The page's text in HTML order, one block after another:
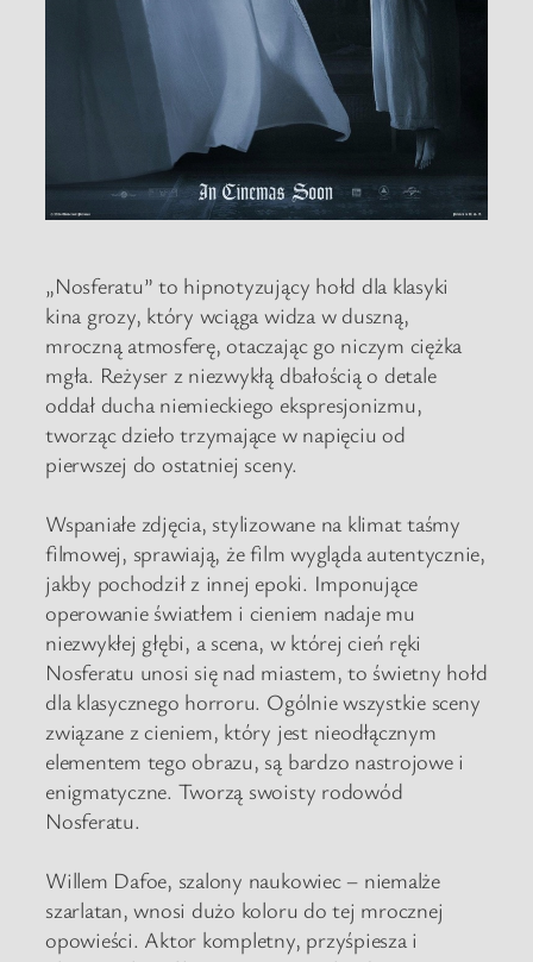
„Nosferatu” to hipnotyzujący hołd dla klasyki
kina grozy, który wciąga widza w duszną,
mroczną atmosferę, otaczając go niczym ciężka
mgła. Reżyser z niezwykłą dbałością o detale
oddał ducha niemieckiego ekspresjonizmu,
tworząc dzieło trzymające w napięciu od
pierwszej do ostatniej sceny.
Wspaniałe zdjęcia, stylizowane na klimat taśmy
filmowej, sprawiają, że film wygląda autentycznie,
jakby pochodził z innej epoki. Imponujące
operowanie światłem i cieniem nadaje mu
niezwykłej głębi, a scena, w której cień ręki
Nosferatu unosi się nad miastem, to świetny hołd
dla klasycznego horroru. Ogólnie wszystkie sceny
związane z cieniem, który jest nieodłącznym
elementem tego obrazu, są bardzo nastrojowe i
enigmatyczne. Tworzą swoisty rodowód
Nosferatu.
Willem Dafoe, szalony naukowiec – niemalże
szarlatan, wnosi dużo koloru do tej mrocznej
opowieści. Aktor kompletny, przyśpiesza i